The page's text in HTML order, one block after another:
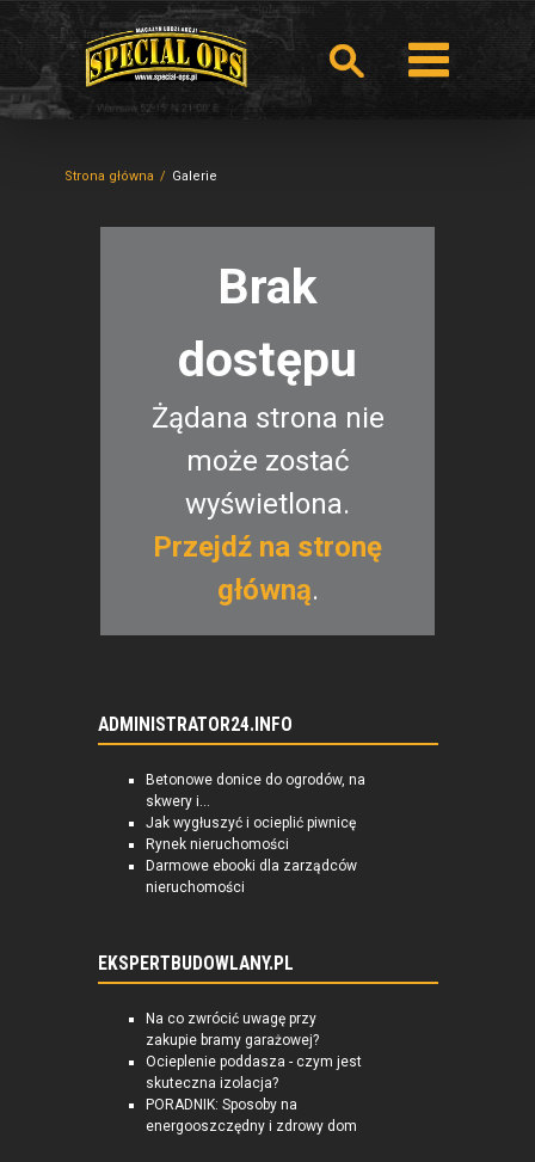
Strona główna Galerie
Brak
dostępu
Żądana strona nie
może zostać
wyświetlona.
Przejdź na stronę
główną.
ADMINISTRATOR24.INFO
Betonowe donice do ogrodów, na
skwery i...
Jak wygłuszyć i ocieplić piwnicę
Rynek nieruchomości
Darmowe ebooki dla zarządców
nieruchomości
EKSPERTBUDOWLANY.PL
Na co zwrócić uwagę przy
zakupie bramy garażowej?
Ocieplenie poddasza - czym jest
skuteczna izolacja?
PORADNIK: Sposoby na
energooszczędny i zdrowy dom